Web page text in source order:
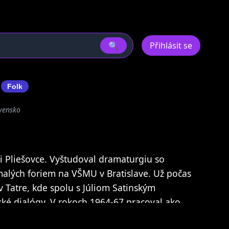
🔍 Přihlásit se
Folk
Pliešovce. Vyštudoval dramaturgiu so
foriem na VŠMU v Bratislave. Už počas
Tatre, kde spolu s Júliom Satinským
dialógy. V rokoch 1964-67 pracoval ako
televízie, v rokoch 1967 – 1971 bol